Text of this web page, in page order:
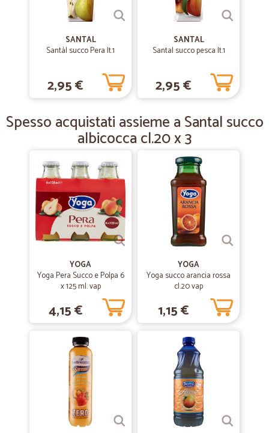
ottimo servizio
decisamente 5 stelle
decisamente 5 stelle: puntuale, ottimo imballaggio e prodotti ben
Buon servizio
Buon servizio
SANTAL
Santàl succo Pera lt.1
2,95 €
SANTAL
Santal succo pesca lt.1
2,95 €
Spesso acquistati assieme a Santal succo
albicocca cl.20 x 3
YOGA
Yoga Pera Succo e Polpa 6
x 125 ml. vap
4,15 €
YOGA
Yoga succo arancia rossa
cl.20 vap
1,15 €